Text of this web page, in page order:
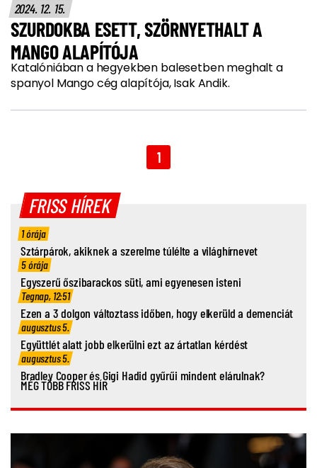
2024. 12. 15.
SZURDOKBA ESETT, SZÖRNYETHALT A
MANGO ALAPÍTÓJA
Katalóniában a hegyekben balesetben meghalt a
spanyol Mango cég alapítója, Isak Andik.
1
FRISS HÍREK
1 órája
Sztárpárok, akiknek a szerelme túlélte a világhírnevet
5 órája
Egyszerű őszibarackos süti, ami egyenesen isteni
Tegnap, 12:51
Ezen a 3 dolgon változtass időben, hogy elkerüld a demenciát
augusztus 5.
Együttlét alatt jobb elkerülni ezt az ártatlan kérdést
augusztus 5.
Bradley Cooper és Gigi Hadid gyűrűi mindent elárulnak?
MÉG TÖBB FRISS HÍR